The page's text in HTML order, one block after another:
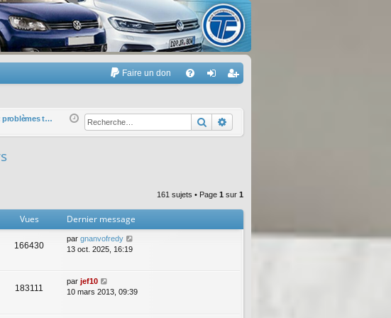
Faire un don
Q ne
xi
nr
eg
r
Touran : problèmes touchant les éléments extérieurs et intérieurs Rechercher
161 sujets • Page 1 sur 1
Vues Dernier message
166430
par gnanvofredy
13 oct. 2025, 16:19
183111
par jef10
10 mars 2013, 09:39